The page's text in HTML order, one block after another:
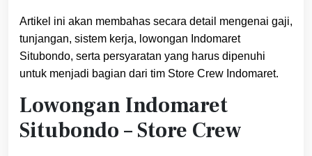
Artikel ini akan membahas secara detail mengenai gaji,
tunjangan, sistem kerja, lowongan Indomaret
Situbondo, serta persyaratan yang harus dipenuhi
untuk menjadi bagian dari tim Store Crew Indomaret.
Lowongan Indomaret
Situbondo – Store Crew